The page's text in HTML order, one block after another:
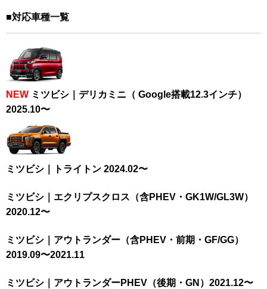
■対応車種一覧
NEW ミツビシ｜デリカミニ（ Google搭載12.3インチ）
2025.10〜
ミツビシ｜トライトン 2024.02〜
ミツビシ｜エクリプスクロス（含PHEV・GK1W/GL3W）
2020.12〜
ミツビシ｜アウトランダー（含PHEV・前期・GF/GG）
2019.09〜2021.11
ミツビシ｜アウトランダーPHEV（後期・GN）2021.12〜